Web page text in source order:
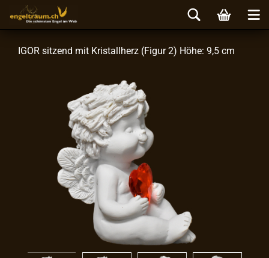
IGOR sit­zend mit Kris­tall­herz (Figur 2) Höhe: 9,5 cm